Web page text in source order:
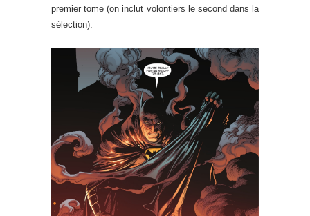
premier tome (on inclut volontiers le second dans la
sélection).